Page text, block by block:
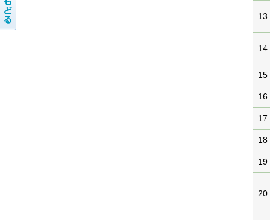
13
14
15
16
17
18
19
20